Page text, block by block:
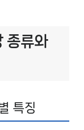
종류와
특징